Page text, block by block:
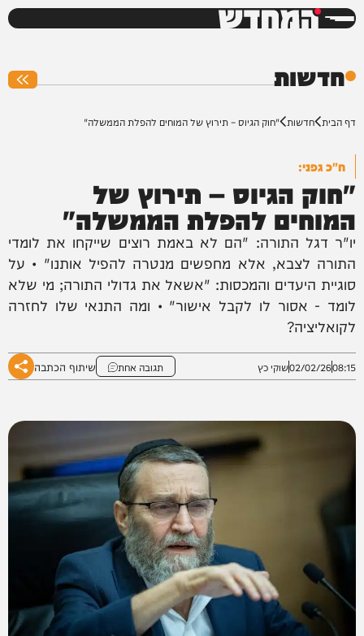
המחדש
חדשות
דף הבית חדשות "חוק הגיוס – תירוץ של המוחים להפלת הממשלה"
ח"כ גפני:
"חוק הגיוס – תירוץ של
המוחים להפלת הממשלה"
יו"ר דגל התורה: "הם לא באמת רוצים שייקחו את לומדי
התורה לצבא, אלא מחפשים מנטרה להפיל אותנו" • על
סוגיית היעדים והמכסות: "אשאל את גדולי התורה; מי שלא
לומד - אסור לו לקבל אישור" • ומה התנאי שלו לחזרה
לקואליציה?
08:15
02/02/26שוקי כץ תגובה אחת שיתוף הכתבה